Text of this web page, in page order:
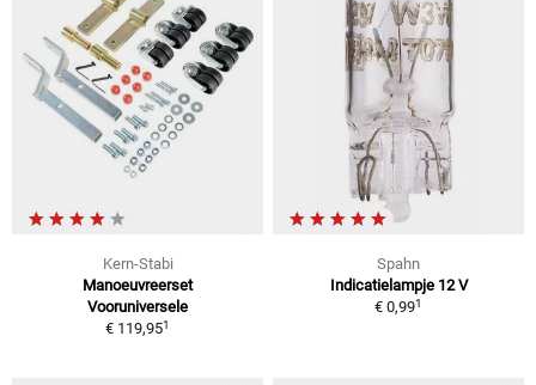
Kern-Stabi
Manoeuvreerset
Vooruniversele
€ 119,951
Spahn
Indicatielampje 12 V
€ 0,991